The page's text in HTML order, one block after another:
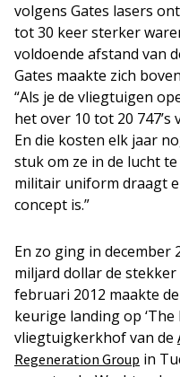
volgens Gates lasers
tot 30 keer sterker
voldoende afstand van
Gates maakte zich
“Als je de vliegtuigen
het over 10 tot 20
En die kosten elk jaar
stuk om ze in de lucht
militair uniform draagt
concept is.”
En zo ging in december
miljard dollar de
februari 2012 maakte
keurige landing op
vliegtuigkerkhof van de
Regeneration Group in